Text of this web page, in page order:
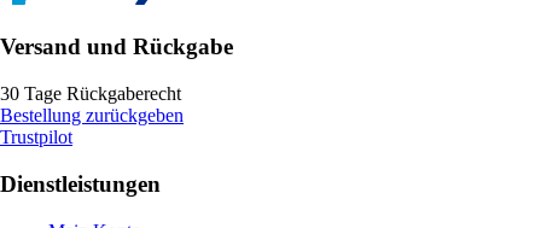
Versand und Rückgabe
30 Tage Rückgaberecht
Bestellung zurückgeben
Trustpilot
Dienstleistungen